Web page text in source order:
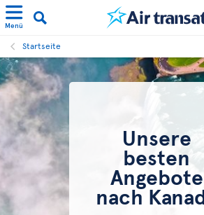
Menü
Startseite
Unsere
besten
Angebote
nach